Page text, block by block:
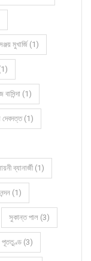
মুখার্জি (1)
বাসিন্দা (1)
দেবদত্ত (1)
ব্যানার্জী (1)
(1)
সুকান্ত পাল (3)
পূততুণ্ড (3)